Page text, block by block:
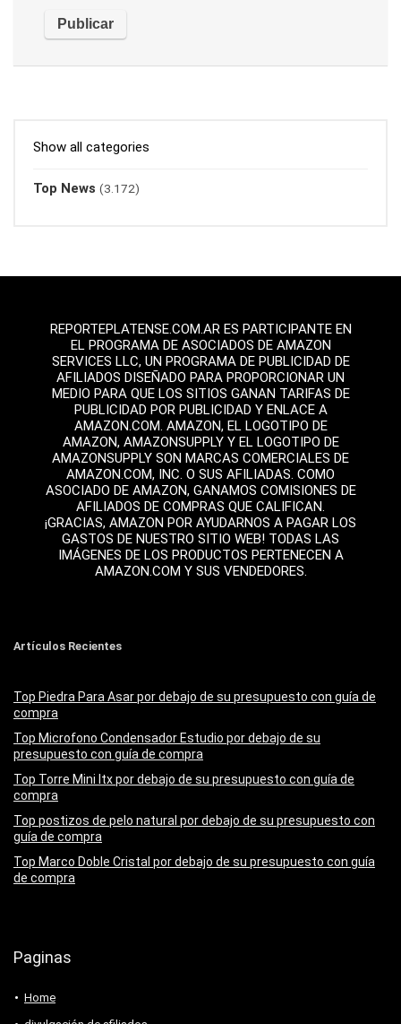
Show all categories
Top News (3.172)
REPORTEPLATENSE.COM.AR ES PARTICIPANTE EN
EL PROGRAMA DE ASOCIADOS DE AMAZON
SERVICES LLC, UN PROGRAMA DE PUBLICIDAD DE
AFILIADOS DISEÑADO PARA PROPORCIONAR UN
MEDIO PARA QUE LOS SITIOS GANAN TARIFAS DE
PUBLICIDAD POR PUBLICIDAD Y ENLACE A
AMAZON.COM. AMAZON, EL LOGOTIPO DE
AMAZON, AMAZONSUPPLY Y EL LOGOTIPO DE
AMAZONSUPPLY SON MARCAS COMERCIALES DE
AMAZON.COM, INC. O SUS AFILIADAS. COMO
ASOCIADO DE AMAZON, GANAMOS COMISIONES DE
AFILIADOS DE COMPRAS QUE CALIFICAN.
¡GRACIAS, AMAZON POR AYUDARNOS A PAGAR LOS
GASTOS DE NUESTRO SITIO WEB! TODAS LAS
IMÁGENES DE LOS PRODUCTOS PERTENECEN A
AMAZON.COM Y SUS VENDEDORES.
Artículos Recientes
Top Piedra Para Asar por debajo de su presupuesto con guía de
compra
Top Microfono Condensador Estudio por debajo de su
presupuesto con guía de compra
Top Torre Mini Itx por debajo de su presupuesto con guía de
compra
Top postizos de pelo natural por debajo de su presupuesto con
guía de compra
Top Marco Doble Cristal por debajo de su presupuesto con guía
de compra
Paginas
Home